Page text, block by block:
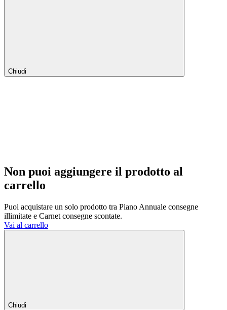
Chiudi
Non puoi aggiungere il prodotto al
carrello
Puoi acquistare un solo prodotto tra Piano Annuale consegne
illimitate e Carnet consegne scontate.
Vai al carrello
Chiudi